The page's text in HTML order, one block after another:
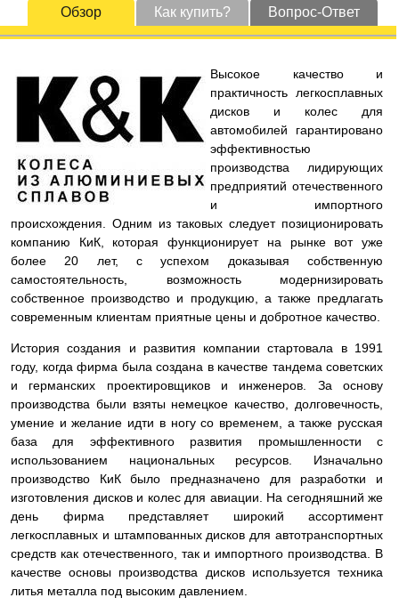
Обзор Как купить? Вопрос-Ответ
Высокое качество и
практичность легкосплавных
дисков и колес для
автомобилей гарантировано
эффективностью
производства лидирующих
предприятий отечественного
и импортного
происхождения. Одним из таковых следует позиционировать
компанию КиК, которая функционирует на рынке вот уже
более 20 лет, с успехом доказывая собственную
самостоятельность, возможность модернизировать
собственное производство и продукцию, а также предлагать
современным клиентам приятные цены и добротное качество.
История создания и развития компании стартовала в 1991
году, когда фирма была создана в качестве тандема советских
и германских проектировщиков и инженеров. За основу
производства были взяты немецкое качество, долговечность,
умение и желание идти в ногу со временем, а также русская
база для эффективного развития промышленности с
использованием национальных ресурсов. Изначально
производство КиК было предназначено для разработки и
изготовления дисков и колес для авиации. На сегодняшний же
день фирма представляет широкий ассортимент
легкосплавных и штампованных дисков для автотранспортных
средств как отечественного, так и импортного производства. В
качестве основы производства дисков используется техника
литья металла под высоким давлением.